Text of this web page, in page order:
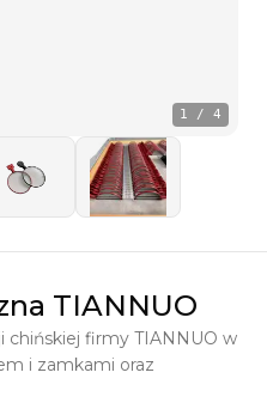
1 / 4
TIANNUO
chińskiej firmy TIANNUO w
i zamkami oraz